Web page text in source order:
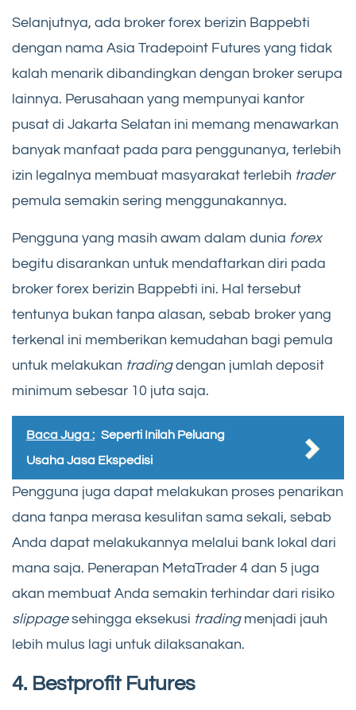
Selanjutnya, ada broker forex berizin Bappebti
dengan nama Asia Tradepoint Futures yang tidak
kalah menarik dibandingkan dengan broker serupa
lainnya. Perusahaan yang mempunyai kantor
pusat di Jakarta Selatan ini memang menawarkan
banyak manfaat pada para penggunanya, terlebih
izin legalnya membuat masyarakat terlebih trader
pemula semakin sering menggunakannya.
Pengguna yang masih awam dalam dunia forex
begitu disarankan untuk mendaftarkan diri pada
broker forex berizin Bappebti ini. Hal tersebut
tentunya bukan tanpa alasan, sebab broker yang
terkenal ini memberikan kemudahan bagi pemula
untuk melakukan tradingdengan jumlah deposit
minimum sebesar 10 juta saja.
Baca Juga : Seperti Inilah Peluang
Usaha Jasa Ekspedisi
Pengguna juga dapat melakukan proses penarikan
dana tanpa merasa kesulitan sama sekali, sebab
Anda dapat melakukannya melalui bank lokal dari
mana saja. Penerapan MetaTrader 4 dan 5 juga
akan membuat Anda semakin terhindar dari risiko
slippagesehingga eksekusi trading menjadi jauh
lebih mulus lagi untuk dilaksanakan.
4. Bestprofit Futures